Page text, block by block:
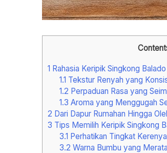
1 Rahasia Keripik Singkong
1.1 Tekstur Renyah yang
1.2 Perpaduan Rasa yang
1.3 Aroma yang Menggugah
2 Dari Dapur Rumahan Hingga
3 Tips Memilih Keripik Singkong
3.1 Perhatikan Tingkat
3.2 Warna Bumbu yang Merata